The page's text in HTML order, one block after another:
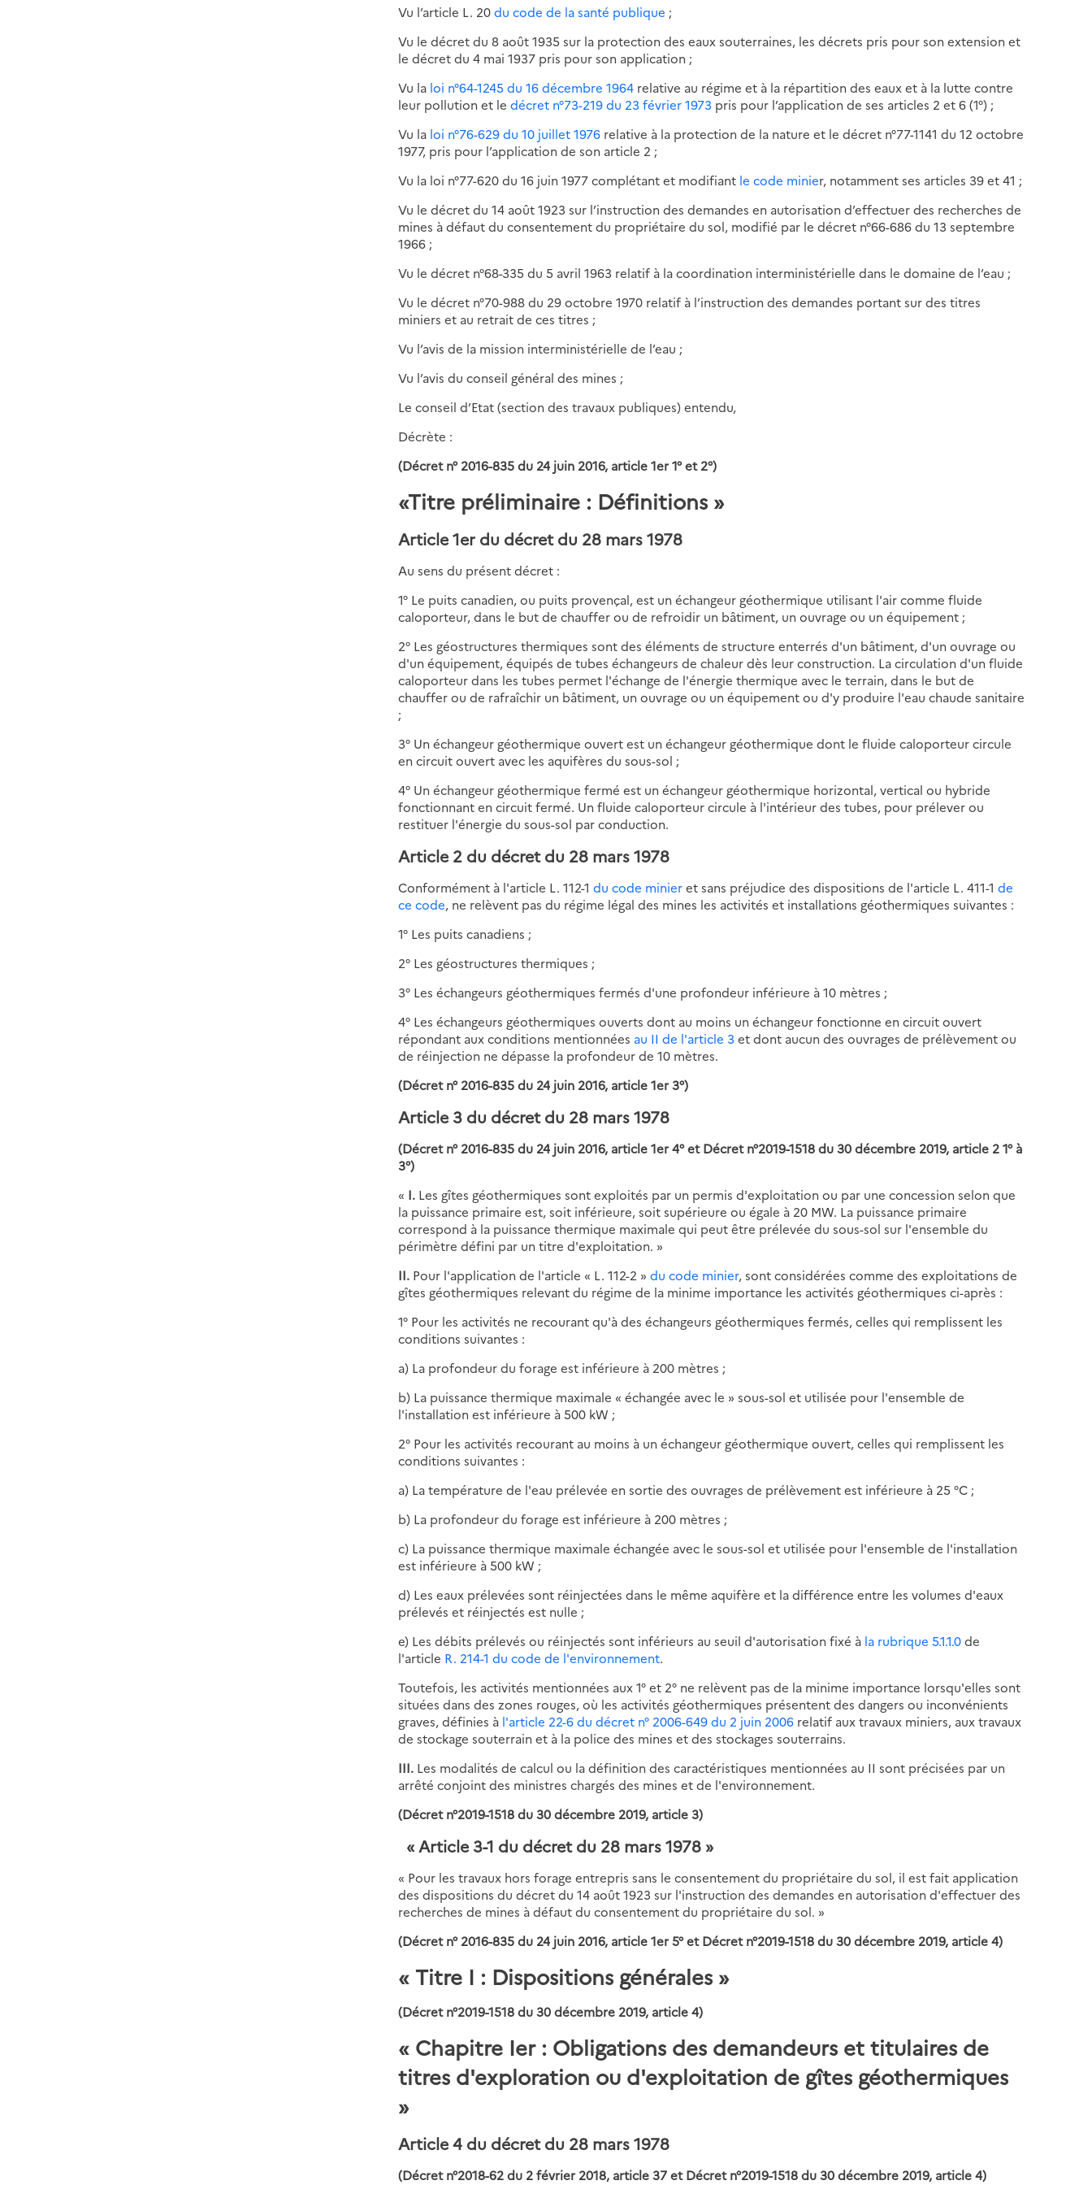
Vu l’article L. 20du code de la santé publique ;
Vu le décret du 8 août 1935 sur la protection des eaux souterraines, les décrets pris pour son extension et
le décret du 4 mai 1937 pris pour son application ;
Vu la loi n°64-1245 du 16 décembre 1964 relative au régime et à la répartition des eaux et à la lutte contre
leur pollution et ledécret n°73-219 du 23 février 1973 pris pour l’application de ses articles 2 et 6 (1°) ;
Vu la loi n°76-629 du 10 juillet 1976 relative à la protection de la nature et le décret n°77-1141 du 12 octobre
1977, pris pour l’application de son article 2 ;
Vu la loi n°77-620 du 16 juin 1977 complétant et modifiant le code minier, notamment ses articles 39 et 41 ;
Vu le décret du 14 août 1923 sur l’instruction des demandes en autorisation d’effectuer des recherches de
mines à défaut du consentement du propriétaire du sol, modifié par le décret n°66-686 du 13 septembre
1966 ;
Vu le décret n°68-335 du 5 avril 1963 relatif à la coordination interministérielle dans le domaine de l’eau ;
Vu le décret n°70-988 du 29 octobre 1970 relatif à l’instruction des demandes portant sur des titres
miniers et au retrait de ces titres ;
Vu l’avis de la mission interministérielle de l’eau ;
Vu l’avis du conseil général des mines ;
Le conseil d’Etat (section des travaux publiques) entendu,
Décrète :
(Décret n° 2016-835 du 24 juin 2016, article 1er 1° et 2°)
«Titre préliminaire : Définitions »
Article 1er du décret du 28 mars 1978
Au sens du présent décret :
1° Le puits canadien, ou puits provençal, est un échangeur géothermique utilisant l'air comme fluide
caloporteur, dans le but de chauffer ou de refroidir un bâtiment, un ouvrage ou un équipement ;
2° Les géostructures thermiques sont des éléments de structure enterrés d'un bâtiment, d'un ouvrage ou
d'un équipement, équipés de tubes échangeurs de chaleur dès leur construction. La circulation d'un fluide
caloporteur dans les tubes permet l'échange de l'énergie thermique avec le terrain, dans le but de
chauffer ou de rafraîchir un bâtiment, un ouvrage ou un équipement ou d'y produire l'eau chaude sanitaire
;
3° Un échangeur géothermique ouvert est un échangeur géothermique dont le fluide caloporteur circule
en circuit ouvert avec les aquifères du sous-sol ;
4° Un échangeur géothermique fermé est un échangeur géothermique horizontal, vertical ou hybride
fonctionnant en circuit fermé. Un fluide caloporteur circule à l'intérieur des tubes, pour prélever ou
restituer l'énergie du sous-sol par conduction.
Article 2 du décret du 28 mars 1978
Conformément à l'article L. 112-1du code minieret sans préjudice des dispositions de l'article L. 411-1de
ce code, ne relèvent pas du régime légal des mines les activités et installations géothermiques suivantes :
1° Les puits canadiens ;
2° Les géostructures thermiques ;
3° Les échangeurs géothermiques fermés d'une profondeur inférieure à 10 mètres ;
4° Les échangeurs géothermiques ouverts dont au moins un échangeur fonctionne en circuit ouvert
répondant aux conditions mentionnées au II de l'article 3 et dont aucun des ouvrages de prélèvement ou
de réinjection ne dépasse la profondeur de 10 mètres.
(Décret n° 2016-835 du 24 juin 2016, article 1er 3°)
Article 3 du décret du 28 mars 1978
(Décret n° 2016-835 du 24 juin 2016, article 1er 4° et Décret n°2019-1518 du 30 décembre 2019, article 2 1° à
3°)
« I. Les gîtes géothermiques sont exploités par un permis d'exploitation ou par une concession selon que
la puissance primaire est, soit inférieure, soit supérieure ou égale à 20 MW. La puissance primaire
correspond à la puissance thermique maximale qui peut être prélevée du sous-sol sur l'ensemble du
périmètre défini par un titre d'exploitation. »
II. Pour l'application de l'article « L. 112-2 »du code minier, sont considérées comme des exploitations de
gîtes géothermiques relevant du régime de la minime importance les activités géothermiques ci-après :
1° Pour les activités ne recourant qu'à des échangeurs géothermiques fermés, celles qui remplissent les
conditions suivantes :
a) La profondeur du forage est inférieure à 200 mètres ;
b) La puissance thermique maximale « échangée avec le » sous-sol et utilisée pour l'ensemble de
l'installation est inférieure à 500 kW ;
2° Pour les activités recourant au moins à un échangeur géothermique ouvert, celles qui remplissent les
conditions suivantes :
a) La température de l'eau prélevée en sortie des ouvrages de prélèvement est inférieure à 25 °C ;
b) La profondeur du forage est inférieure à 200 mètres ;
c) La puissance thermique maximale échangée avec le sous-sol et utilisée pour l'ensemble de l'installation
est inférieure à 500 kW ;
d) Les eaux prélevées sont réinjectées dans le même aquifère et la différence entre les volumes d'eaux
prélevés et réinjectés est nulle ;
e) Les débits prélevés ou réinjectés sont inférieurs au seuil d'autorisation fixé à la rubrique 5.1.1.0de
l'article R. 214-1 du code de l'environnement.
Toutefois, les activités mentionnées aux 1° et 2° ne relèvent pas de la minime importance lorsqu'elles sont
situées dans des zones rouges, où les activités géothermiques présentent des dangers ou inconvénients
graves, définies à l'article 22-6 du décret n° 2006-649 du 2 juin 2006 relatif aux travaux miniers, aux travaux
de stockage souterrain et à la police des mines et des stockages souterrains.
III. Les modalités de calcul ou la définition des caractéristiques mentionnées au II sont précisées par un
arrêté conjoint des ministres chargés des mines et de l'environnement.
(Décret n°2019-1518 du 30 décembre 2019, article 3)
« Article 3-1 du décret du 28 mars 1978 »
« Pour les travaux hors forage entrepris sans le consentement du propriétaire du sol, il est fait application
des dispositions du décret du 14 août 1923 sur l'instruction des demandes en autorisation d'effectuer des
recherches de mines à défaut du consentement du propriétaire du sol. »
(Décret n° 2016-835 du 24 juin 2016, article 1er 5° et Décret n°2019-1518 du 30 décembre 2019, article 4)
« Titre I : Dispositions générales »
(Décret n°2019-1518 du 30 décembre 2019, article 4)
« Chapitre Ier : Obligations des demandeurs et titulaires de
titres d'exploration ou d'exploitation de gîtes géothermiques
»
Article 4 du décret du 28 mars 1978
(Décret n°2018-62 du 2 février 2018, article 37 et Décret n°2019-1518 du 30 décembre 2019, article 4)